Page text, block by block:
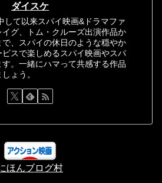
ダイスケ
して以来スパイ映画&ドラマファ
グ、トム・クルーズ出演作品か
、スパイの休日のような穏やか
スで楽しめるスパイ映画やスパ
。一緒にハマって共感する作品
ょう。
ほんブログ村